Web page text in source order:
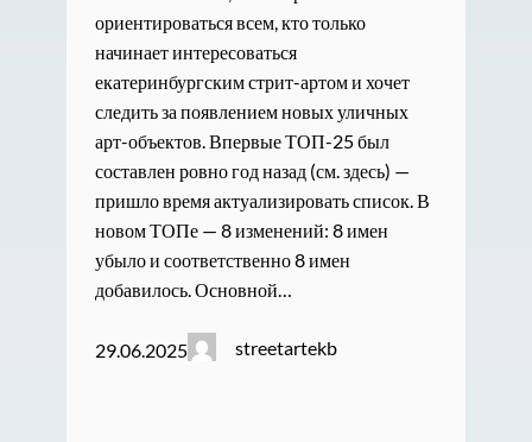
ориентироваться всем, кто только
начинает интересоваться
екатеринбургским стрит-артом и хочет
следить за появлением новых уличных
арт-объектов. Впервые ТОП-25 был
составлен ровно год назад (см. здесь) —
пришло время актуализировать список. В
новом ТОПе — 8 изменений: 8 имен
убыло и соответственно 8 имен
добавилось. Основной…
29.06.2025 streetartekb